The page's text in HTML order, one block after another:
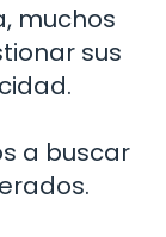
muchos
sus
a buscar